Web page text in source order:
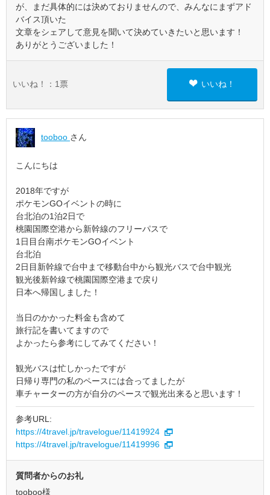
が、まだ具体的には決めておりませんので、みんなにまずアド
バイス頂いた
文章をシェアして意見を聞いて決めていきたいと思います！
ありがとうございました！
いいね！： 1 票 いいね！
tooboo さん
こんにちは
2018年ですが
ポケモンGOイベントの時に
台北泊の1泊2日で
桃園国際空港から新幹線のフリーパスで
1日目台南ポケモンGOイベント
台北泊
2日目新幹線で台中まで移動台中から観光バスで台中観光
観光後新幹線で桃園国際空港まで戻り
日本へ帰国しました！
当日のかかった料金も含めて
旅行記を書いてますので
よかったら参考にしてみてください！
観光バスは忙しかったですが
日帰り専門の私のペースには合ってましたが
車チャーターの方が自分のペースで観光出来ると思います！
参考URL:
https://4travel.jp/travelogue/11419924
https://4travel.jp/travelogue/11419996
質問者からのお礼
tooboo様